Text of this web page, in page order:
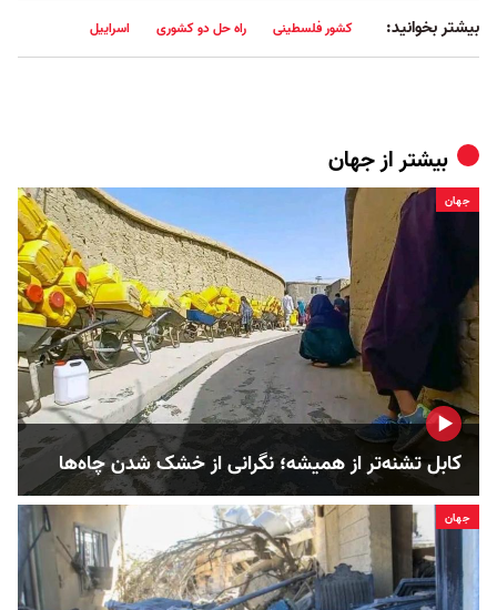
بیشتر بخوانید: کشور فلسطینی راه حل دو کشوری اسراییل
بیشتر ازجهان
جهان
کابل تشنه‌تر از همیشه؛ نگرانی از خشک‌ شدن چاه‌ها
جهان